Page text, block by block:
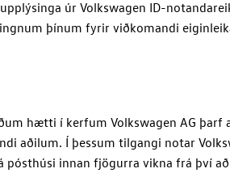
úr Volkswagen ID-
þínum fyrir viðkomandi
hætti í kerfum Volkswagen AG þarf
aðilum. Í þessum tilgangi notar
innan fjögurra vikna frá því